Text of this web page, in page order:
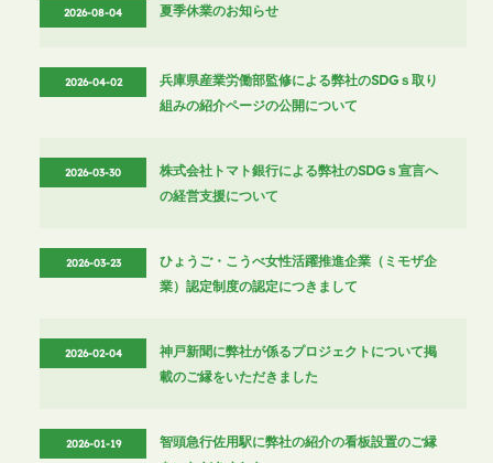
2026-08-04 夏季休業のお知らせ
2026-04-02
兵庫県産業労働部監修による弊社のSDGｓ取り
組みの紹介ページの公開について
2026-03-30
株式会社トマト銀行による弊社のSDGｓ宣言へ
の経営支援について
2026-03-23
ひょうご・こうべ女性活躍推進企業（ミモザ企
業）認定制度の認定につきまして
2026-02-04
神戸新聞に弊社が係るプロジェクトについて掲
載のご縁をいただきました
2026-01-19
智頭急行佐用駅に弊社の紹介の看板設置のご縁